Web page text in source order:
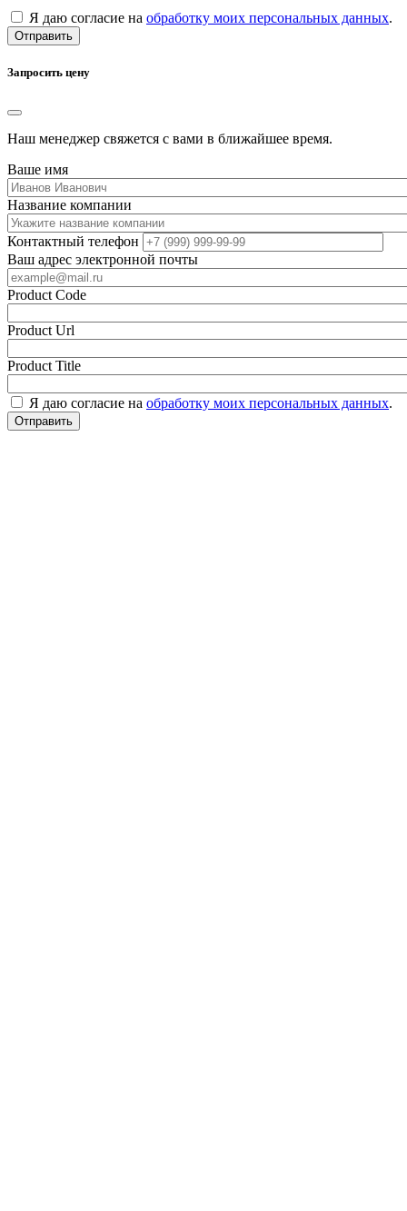
Я даю согласие на обработку моих персональных данных.
Отправить
Запросить цену
Наш менеджер свяжется с вами в ближайшее время.
Ваше имя
Название компании
Контактный телефон
Ваш адрес электронной почты
Product Code
Product Url
Product Title
Я даю согласие на обработку моих персональных данных.
Отправить